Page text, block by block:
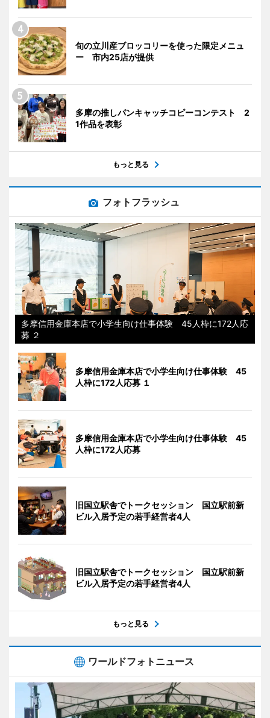
旬の立川産ブロッコリーを使った限定メニュ
ー 市内25店が提供
多摩の推しパンキャッチコピーコンテスト 2
1作品を表彰
もっと見る
フォトフラッシュ
多摩信用金庫本店で小学生向け仕事体験 45人枠に172人応
募 ２
多摩信用金庫本店で小学生向け仕事体験 45
人枠に172人応募 １
多摩信用金庫本店で小学生向け仕事体験 45
人枠に172人応募
旧国立駅舎でトークセッション 国立駅前新
ビル入居予定の若手経営者4人
旧国立駅舎でトークセッション 国立駅前新
ビル入居予定の若手経営者4人
もっと見る
ワールドフォトニュース